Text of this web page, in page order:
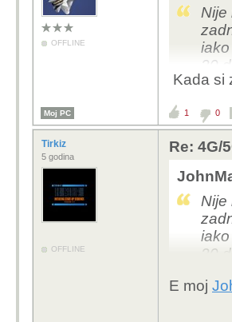
OFFLINE
Nije
30
28
Kada si
Moj PC 1 0
Tirkiz
5 godina
OFFLINE
Re: 4G/
Nije
30
E moj